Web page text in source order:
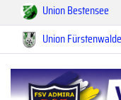
Union Bestensee
Union